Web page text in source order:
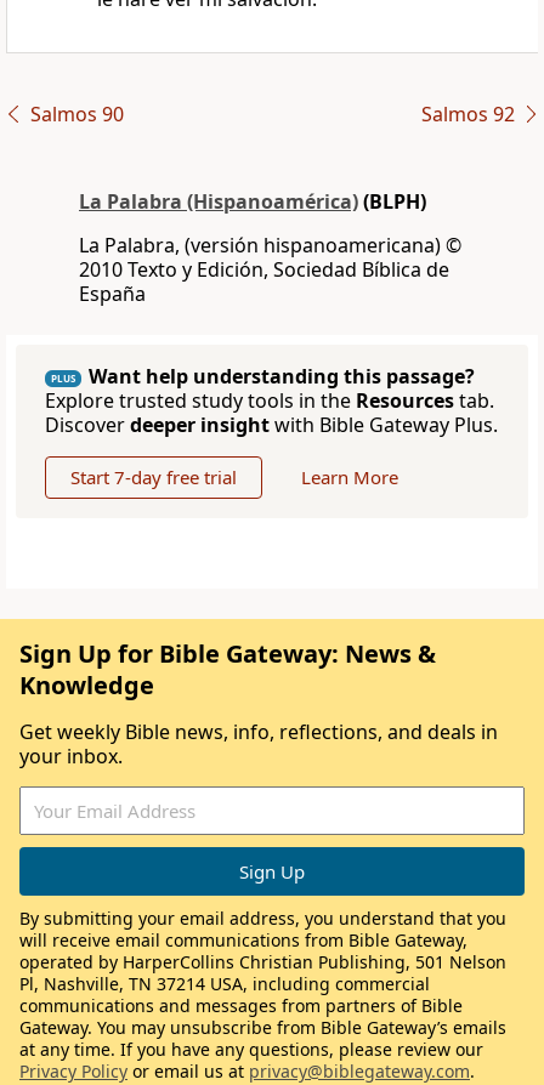
Salmos 90 Salmos 92
La Palabra (Hispanoamérica)(BLPH)
La Palabra, (versión hispanoamericana) ©
2010 Texto y Edición, Sociedad Bíblica de
España
PLUS
Want help understanding this passage?
Explore trusted study tools in the Resourcestab.
Discoverdeeper insightwith Bible Gateway Plus.
Start 7-day free trial Learn More
Sign Up for Bible Gateway: News &
Knowledge
Get weekly Bible news, info, reflections, and deals in
your inbox.
By submitting your email address, you understand that you
will receive email communications from Bible Gateway,
operated by HarperCollins Christian Publishing, 501 Nelson
Pl, Nashville, TN 37214 USA, including commercial
communications and messages from partners of Bible
Gateway. You may unsubscribe from Bible Gateway’s emails
at any time. If you have any questions, please review our
Privacy Policy or email us at privacy@biblegateway.com.